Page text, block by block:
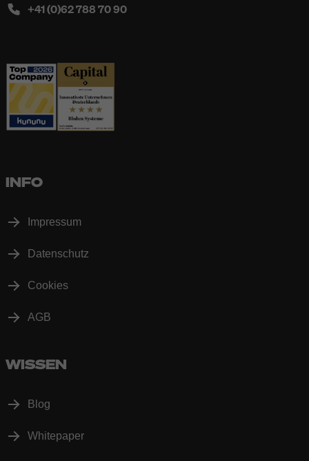
+41 (0)62 788 70 90
INFO
Impressum
Datenschutz
Cookies
AGB
WISSEN
Blog
Whitepaper